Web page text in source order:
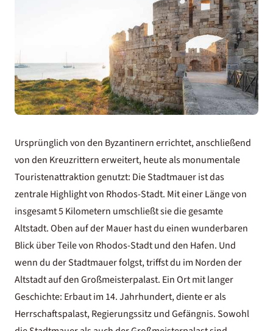
Ursprünglich von den Byzantinern errichtet, anschließend
von den Kreuzrittern erweitert, heute als monumentale
Touristenattraktion genutzt: Die Stadtmauer ist das
zentrale Highlight von Rhodos-Stadt. Mit einer Länge von
insgesamt 5 Kilometern umschließt sie die gesamte
Altstadt. Oben auf der Mauer hast du einen wunderbaren
Blick über Teile von Rhodos-Stadt und den Hafen. Und
wenn du der Stadtmauer folgst, triffst du im Norden der
Altstadt auf den Großmeisterpalast. Ein Ort mit langer
Geschichte: Erbaut im 14. Jahrhundert, diente er als
Herrschaftspalast, Regierungssitz und Gefängnis. Sowohl